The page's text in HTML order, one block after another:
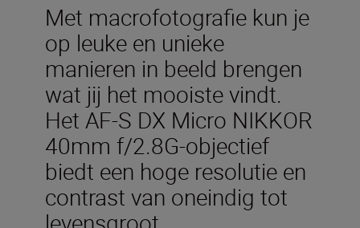
Met macrofotografie kun je
op leuke en unieke
manieren in beeld brengen
wat jij het mooiste vindt.
Het AF-S DX Micro NIKKOR
40mm f/2.8G-objectief
biedt een hoge resolutie en
contrast van oneindig tot